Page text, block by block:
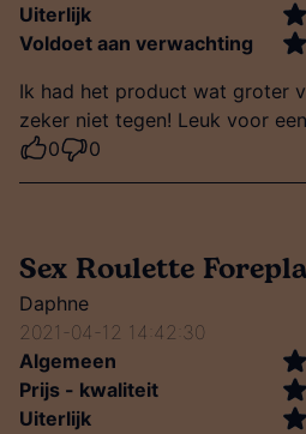
Uiterlijk
Voldoet aan verwachting
Ik had het product wat groter
zeker niet tegen! Leuk voor
0
0
Sex Roulette
Daphne
2021-04-12 14:42:30
Algemeen
Prijs - kwaliteit
Uiterlijk